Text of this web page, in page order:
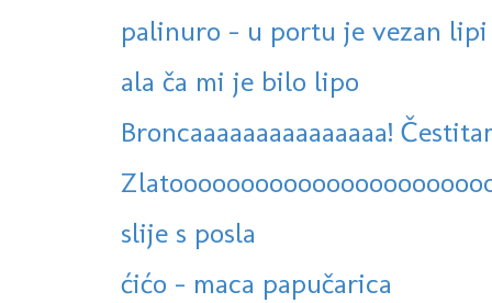
palinuro - u portu je vezan lipi
ala ča mi je bilo lipo
Broncaaaaaaaaaaaaaaa!
slije s posla
ćićo - maca papučarica